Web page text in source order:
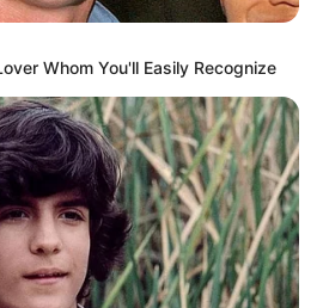
Whom You'll Easily Recognize